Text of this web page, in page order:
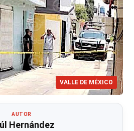
VALLE DE MÉXICO
AUTOR
Hernández